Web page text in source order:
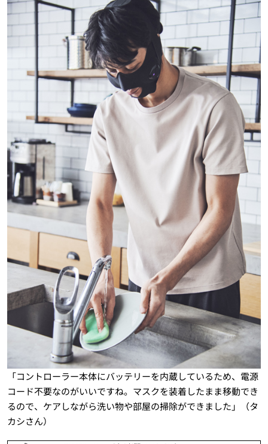
「コントローラー本体にバッテリーを内蔵しているため、電源
コード不要なのがいいですね。マスクを装着したまま移動でき
るので、ケアしながら洗い物や部屋の掃除ができました」（タ
カシさん）